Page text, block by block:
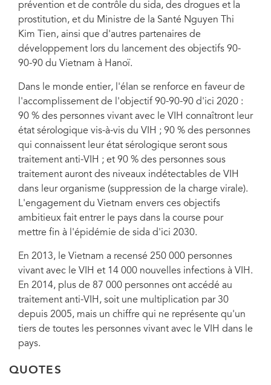
prévention et de contrôle du sida, des drogues et la
prostitution, et du Ministre de la Santé Nguyen Thi
Kim Tien, ainsi que d'autres partenaires de
développement lors du lancement des objectifs 90-
90-90 du Vietnam à Hanoï.
Dans le monde entier, l'élan se renforce en faveur de
l'accomplissement de l'objectif 90-90-90 d'ici 2020 :
90 % des personnes vivant avec le VIH connaîtront leur
état sérologique vis-à-vis du VIH ; 90 % des personnes
qui connaissent leur état sérologique seront sous
traitement anti-VIH ; et 90 % des personnes sous
traitement auront des niveaux indétectables de VIH
dans leur organisme (suppression de la charge virale).
L'engagement du Vietnam envers ces objectifs
ambitieux fait entrer le pays dans la course pour
mettre fin à l'épidémie de sida d'ici 2030.
En 2013, le Vietnam a recensé 250 000 personnes
vivant avec le VIH et 14 000 nouvelles infections à VIH.
En 2014, plus de 87 000 personnes ont accédé au
traitement anti-VIH, soit une multiplication par 30
depuis 2005, mais un chiffre qui ne représente qu'un
tiers de toutes les personnes vivant avec le VIH dans le
pays.
QUOTES